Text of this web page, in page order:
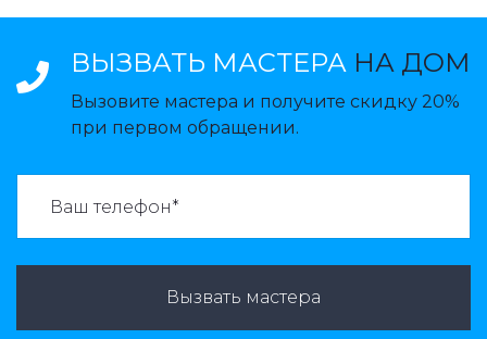
ВЫЗВАТЬ МАСТЕРА НА ДОМ
Вызовите мастера и получите скидку 20%
при первом обращении.
Вызвать мастера